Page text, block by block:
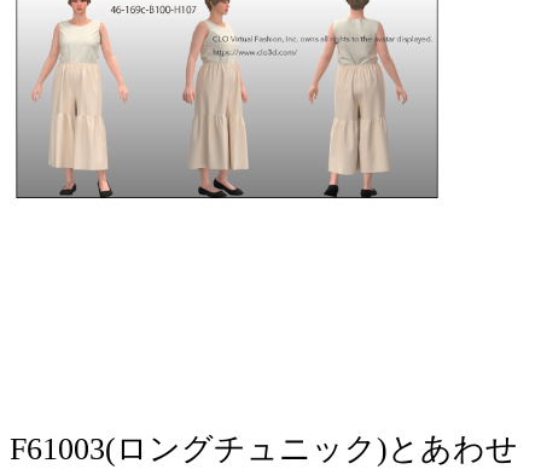
​​​F61003(ロングチュニック)とあわせ